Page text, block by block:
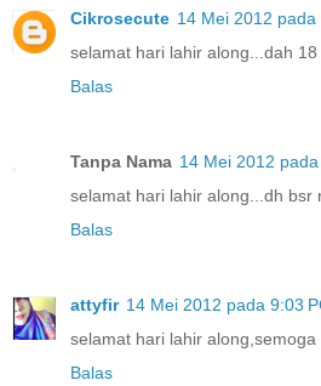
Cikrosecute 14 Mei 2012 pada
selamat hari lahir along...dah 18
Balas
Tanpa Nama 14 Mei 2012
selamat hari lahir along...dh bsr
Balas
attyfir 14 Mei 2012 pada 9:03
selamat hari lahir
Balas